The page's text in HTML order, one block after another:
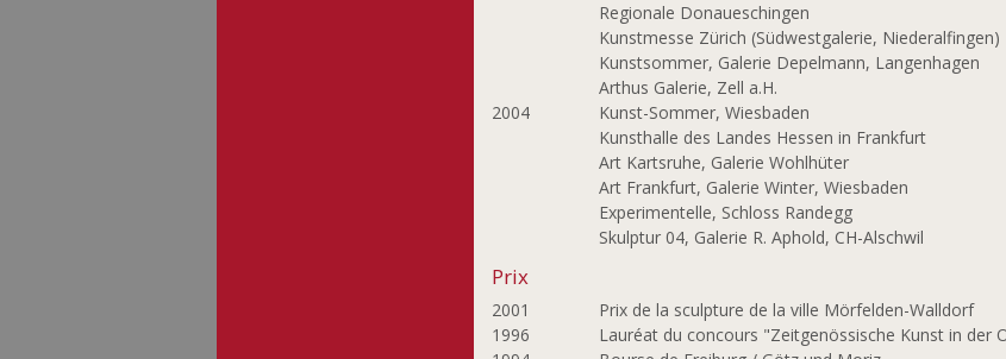
Regionale Donaueschingen
Kunstmesse Zürich (Südwestgalerie, Niederalfingen)
Kunstsommer, Galerie Depelmann, Langenhagen
Arthus Galerie, Zell a.H.
2004
Kunst-Sommer, Wiesbaden
Kunsthalle des Landes Hessen in Frankfurt
Art Kartsruhe, Galerie Wohlhüter
Art Frankfurt, Galerie Winter, Wiesbaden
Experimentelle, Schloss Randegg
Skulptur 04, Galerie R. Aphold, CH-Alschwil
Prix
2001
Prix de la sculpture de la ville Mörfelden-Walldorf
1996
Lauréat du concours "Zeitgenössische Kunst in der